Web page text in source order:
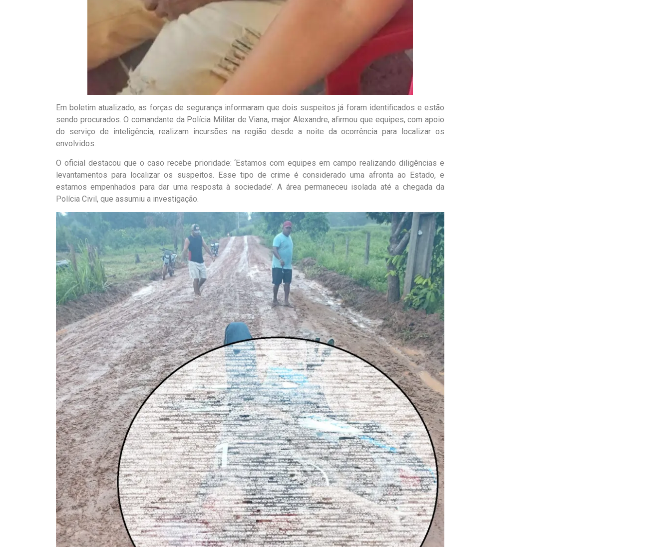
Em boletim atualizado, as forças de segurança informaram que dois suspeitos já foram identificados e estão
sendo procurados. O comandante da Polícia Militar de Viana, major Alexandre, afirmou que equipes, com apoio
do serviço de inteligência, realizam incursões na região desde a noite da ocorrência para localizar os
envolvidos.
O oficial destacou que o caso recebe prioridade: ‘Estamos com equipes em campo realizando diligências e
levantamentos para localizar os suspeitos. Esse tipo de crime é considerado uma afronta ao Estado, e
estamos empenhados para dar uma resposta à sociedade’. A área permaneceu isolada até a chegada da
Polícia Civil, que assumiu a investigação.